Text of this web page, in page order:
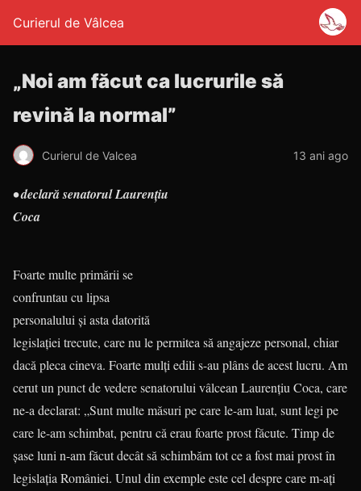
Curierul de Vâlcea
„Noi am făcut ca lucrurile să
revină la normal”
Curierul de Valcea 13 ani ago
• declară senatorul Laurenţiu
Coca
Foarte multe primării se
confruntau cu lipsa
personalului şi asta datorită
legislaţiei trecute, care nu le permitea să angajeze personal, chiar
dacă pleca cineva. Foarte mulţi edili s-au plâns de acest lucru. Am
cerut un punct de vedere senatorului vâlcean Laurenţiu Coca, care
ne-a declarat: „Sunt multe măsuri pe care le-am luat, sunt legi pe
care le-am schimbat, pentru că erau foarte prost făcute. Timp de
şase luni n-am făcut decât să schimbăm tot ce a fost mai prost în
legislaţia României. Unul din exemple este cel despre care m-aţi